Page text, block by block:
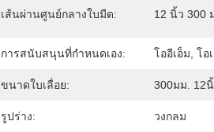
เส้นผ่านศูนย์กลางใบมีด: 12 นิ้ว 300
การสนับสนุนที่กำหนดเอง: โออีเอ็ม, โอ
ขนาดใบเลื่อย: 300มม. 12
รูปร่าง: วงกลม